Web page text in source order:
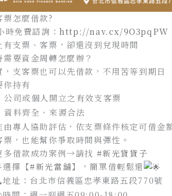
票怎麼借款?
時免費諮詢：http://nav.cx/9O3pqPW
有支票、客票，卻還沒到兌現時間
需要資金周轉怎麼辦？
，支客票也可以先借款，不用苦等到期日
你持有
公司或個人開立之有效支客票
資料齊全、來源合法
由專人協助評估，依支票條件核定可借金
票，也能幫你爭取時間與彈性。
借款成功案例→請找 #新光貸貸子
選擇【#新光當舖】，簡單借輕鬆還
地址：台北市信義區忠孝東路五段770號